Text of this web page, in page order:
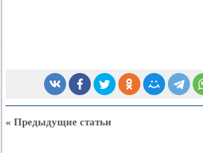
« Предыдущие статьи